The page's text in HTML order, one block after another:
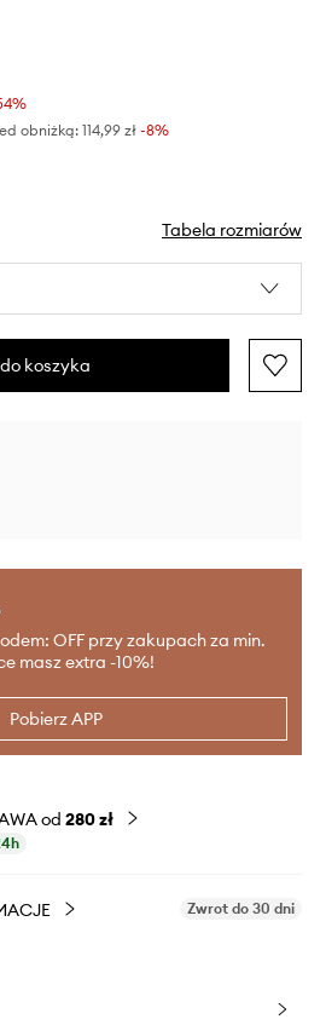
obniżką: 114,99 zł -8%
Tabela rozmiarów
koszyka
OFF przy zakupach za min.
masz extra -10%!
Pobierz APP
od 280 zł
Zwrot do 30 dni